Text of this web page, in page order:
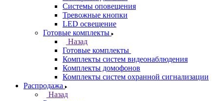
Системы оповещения
Тревожные кнопки
LED освещение
Готовые комплекты
Назад
Готовые комплекты
Комплекты систем видеонаблюдения
Комплекты домофонов
Комплекты систем охранной сигнализации
Распродажа
Назад